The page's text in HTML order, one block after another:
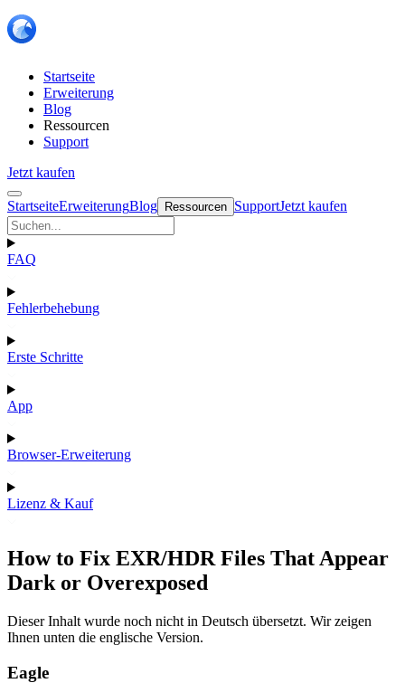
Startseite
Erweiterung
Blog
Ressourcen
Support
Jetzt kaufen
StartseiteErweiterungBlog Ressourcen SupportJetzt kaufen
FAQ
Fehlerbehebung
Erste Schritte
App
Browser-Erweiterung
Lizenz & Kauf
How to Fix EXR/HDR Files That Appear
Dark or Overexposed
Dieser Inhalt wurde noch nicht in Deutsch übersetzt. Wir zeigen
Ihnen unten die englische Version.
Eagle